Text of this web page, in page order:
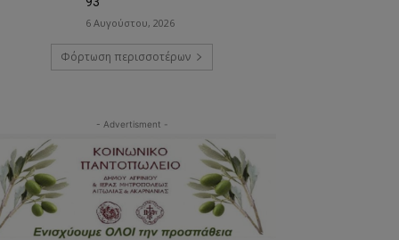
6 Αυγούστου, 2026
Φόρτωση περισσοτέρων
- Advertisment -